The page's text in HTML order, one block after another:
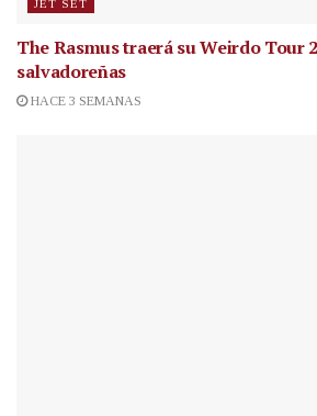
JET SET
The Rasmus traerá su Weirdo Tour
salvadoreñas
HACE 3 SEMANAS